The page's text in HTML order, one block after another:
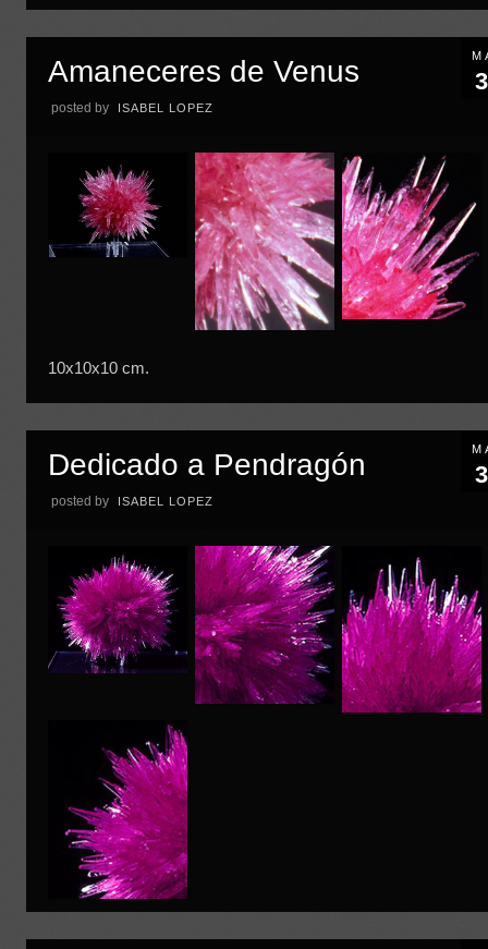
Amaneceres de Venus
posted by ISABEL LOPEZ
10x10x10 cm.
Dedicado a Pendragón
posted by ISABEL LOPEZ